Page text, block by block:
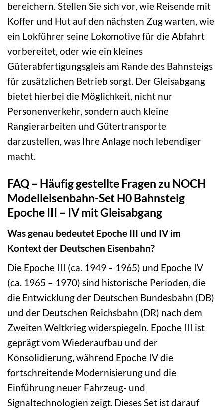
bereichern. Stellen Sie sich vor, wie Reisende mit
Koffer und Hut auf den nächsten Zug warten, wie
ein Lokführer seine Lokomotive für die Abfahrt
vorbereitet, oder wie ein kleines
Güterabfertigungsgleis am Rande des Bahnsteigs
für zusätzlichen Betrieb sorgt. Der Gleisabgang
bietet hierbei die Möglichkeit, nicht nur
Personenverkehr, sondern auch kleine
Rangierarbeiten und Gütertransporte
darzustellen, was Ihre Anlage noch lebendiger
macht.
FAQ – Häufig gestellte Fragen zu NOCH
Modelleisenbahn-Set H0 Bahnsteig
Epoche III – IV mit Gleisabgang
Was genau bedeutet Epoche III und IV im
Kontext der Deutschen Eisenbahn?
Die Epoche III (ca. 1949 – 1965) und Epoche IV
(ca. 1965 – 1970) sind historische Perioden, die
die Entwicklung der Deutschen Bundesbahn (DB)
und der Deutschen Reichsbahn (DR) nach dem
Zweiten Weltkrieg widerspiegeln. Epoche III ist
geprägt vom Wiederaufbau und der
Konsolidierung, während Epoche IV die
fortschreitende Modernisierung und die
Einführung neuer Fahrzeug- und
Signaltechnologien zeigt. Dieses Set ist darauf